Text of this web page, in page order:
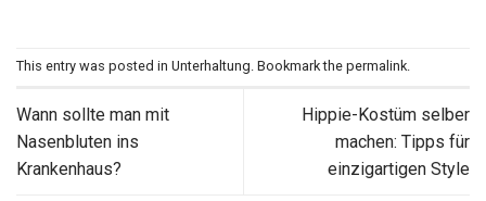
This entry was posted in Unterhaltung. Bookmark the permalink.
Wann sollte man mit
Nasenbluten ins
Krankenhaus?
Hippie-Kostüm selber
machen: Tipps für
einzigartigen Style